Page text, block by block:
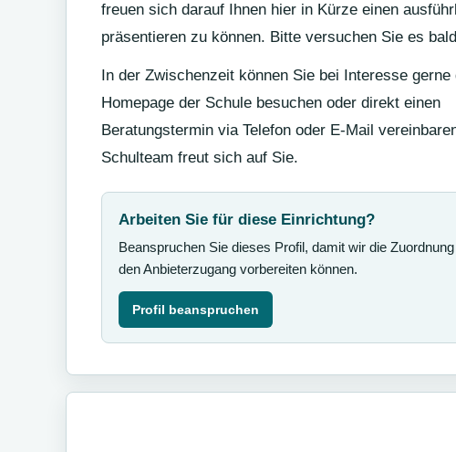
freuen sich darauf Ihnen hier in Kürze einen
präsentieren zu können. Bitte versuchen Sie es
In der Zwischenzeit können Sie bei Interesse gerne
Homepage der Schule besuchen oder direkt einen
Beratungstermin via Telefon oder E-Mail
Schulteam freut sich auf Sie.
Arbeiten Sie für diese Einrichtung?
Beanspruchen Sie dieses Profil, damit wir die
den Anbieterzugang vorbereiten können.
Profil beanspruchen